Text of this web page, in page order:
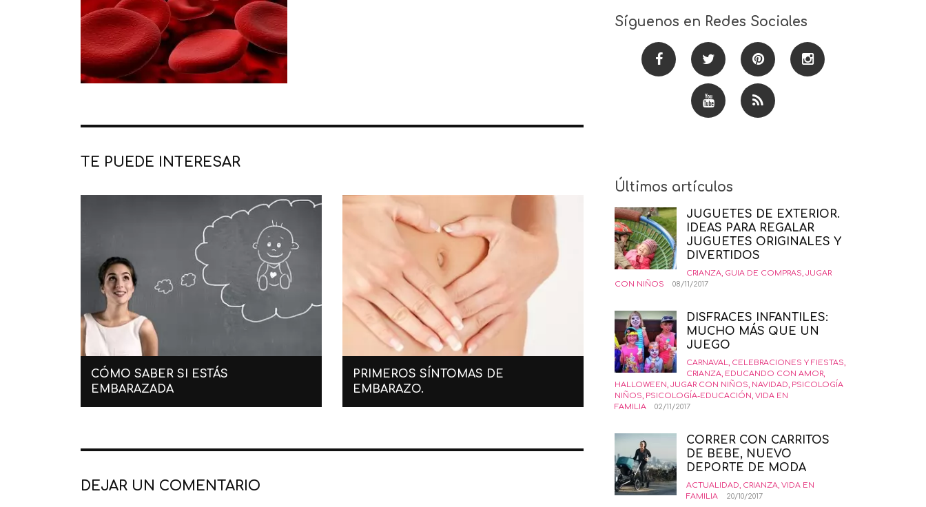
TE PUEDE INTERESAR
CÓMO SABER SI ESTÁS
EMBARAZADA
PRIMEROS SÍNTOMAS DE
EMBARAZO.
DEJAR UN COMENTARIO
Síguenos en Redes Sociales
Últimos artículos
JUGUETES DE EXTERIOR.
IDEAS PARA REGALAR
JUGUETES ORIGINALES Y
DIVERTIDOS
CRIANZA GUIA DE COMPRAS JUGAR
CON NIÑOS
08/11/2017
DISFRACES INFANTILES:
MUCHO MÁS QUE UN
JUEGO
CARNAVAL CELEBRACIONES Y FIESTAS
CRIANZA EDUCANDO CON AMOR
HALLOWEEN JUGAR CON NIÑOS NAVIDAD PSICOLOGÍA
NIÑOS PSICOLOGÍA-EDUCACIÓN VIDA EN
FAMILIA
02/11/2017
CORRER CON CARRITOS
DE BEBE, NUEVO
DEPORTE DE MODA
ACTUALIDAD CRIANZA VIDA EN
FAMILIA
20/10/2017